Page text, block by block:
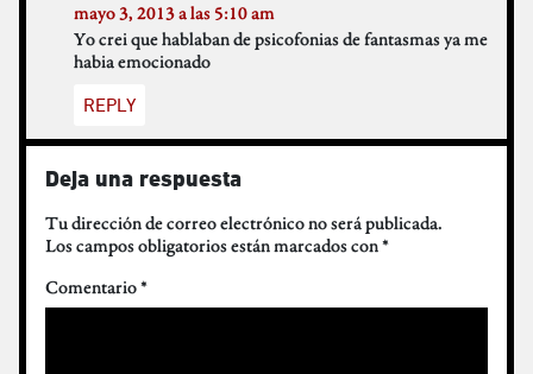
mayo 3, 2013 a las 5:10 am
Yo crei que hablaban de psicofonias de fantasmas ya me
habia emocionado
REPLY
Deja una respuesta
Tu dirección de correo electrónico no será publicada.
Los campos obligatorios están marcados con*
Comentario*